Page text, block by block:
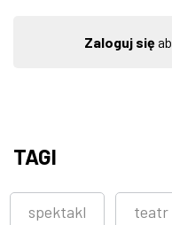
Zaloguj się
TAGI
spektakl teatr